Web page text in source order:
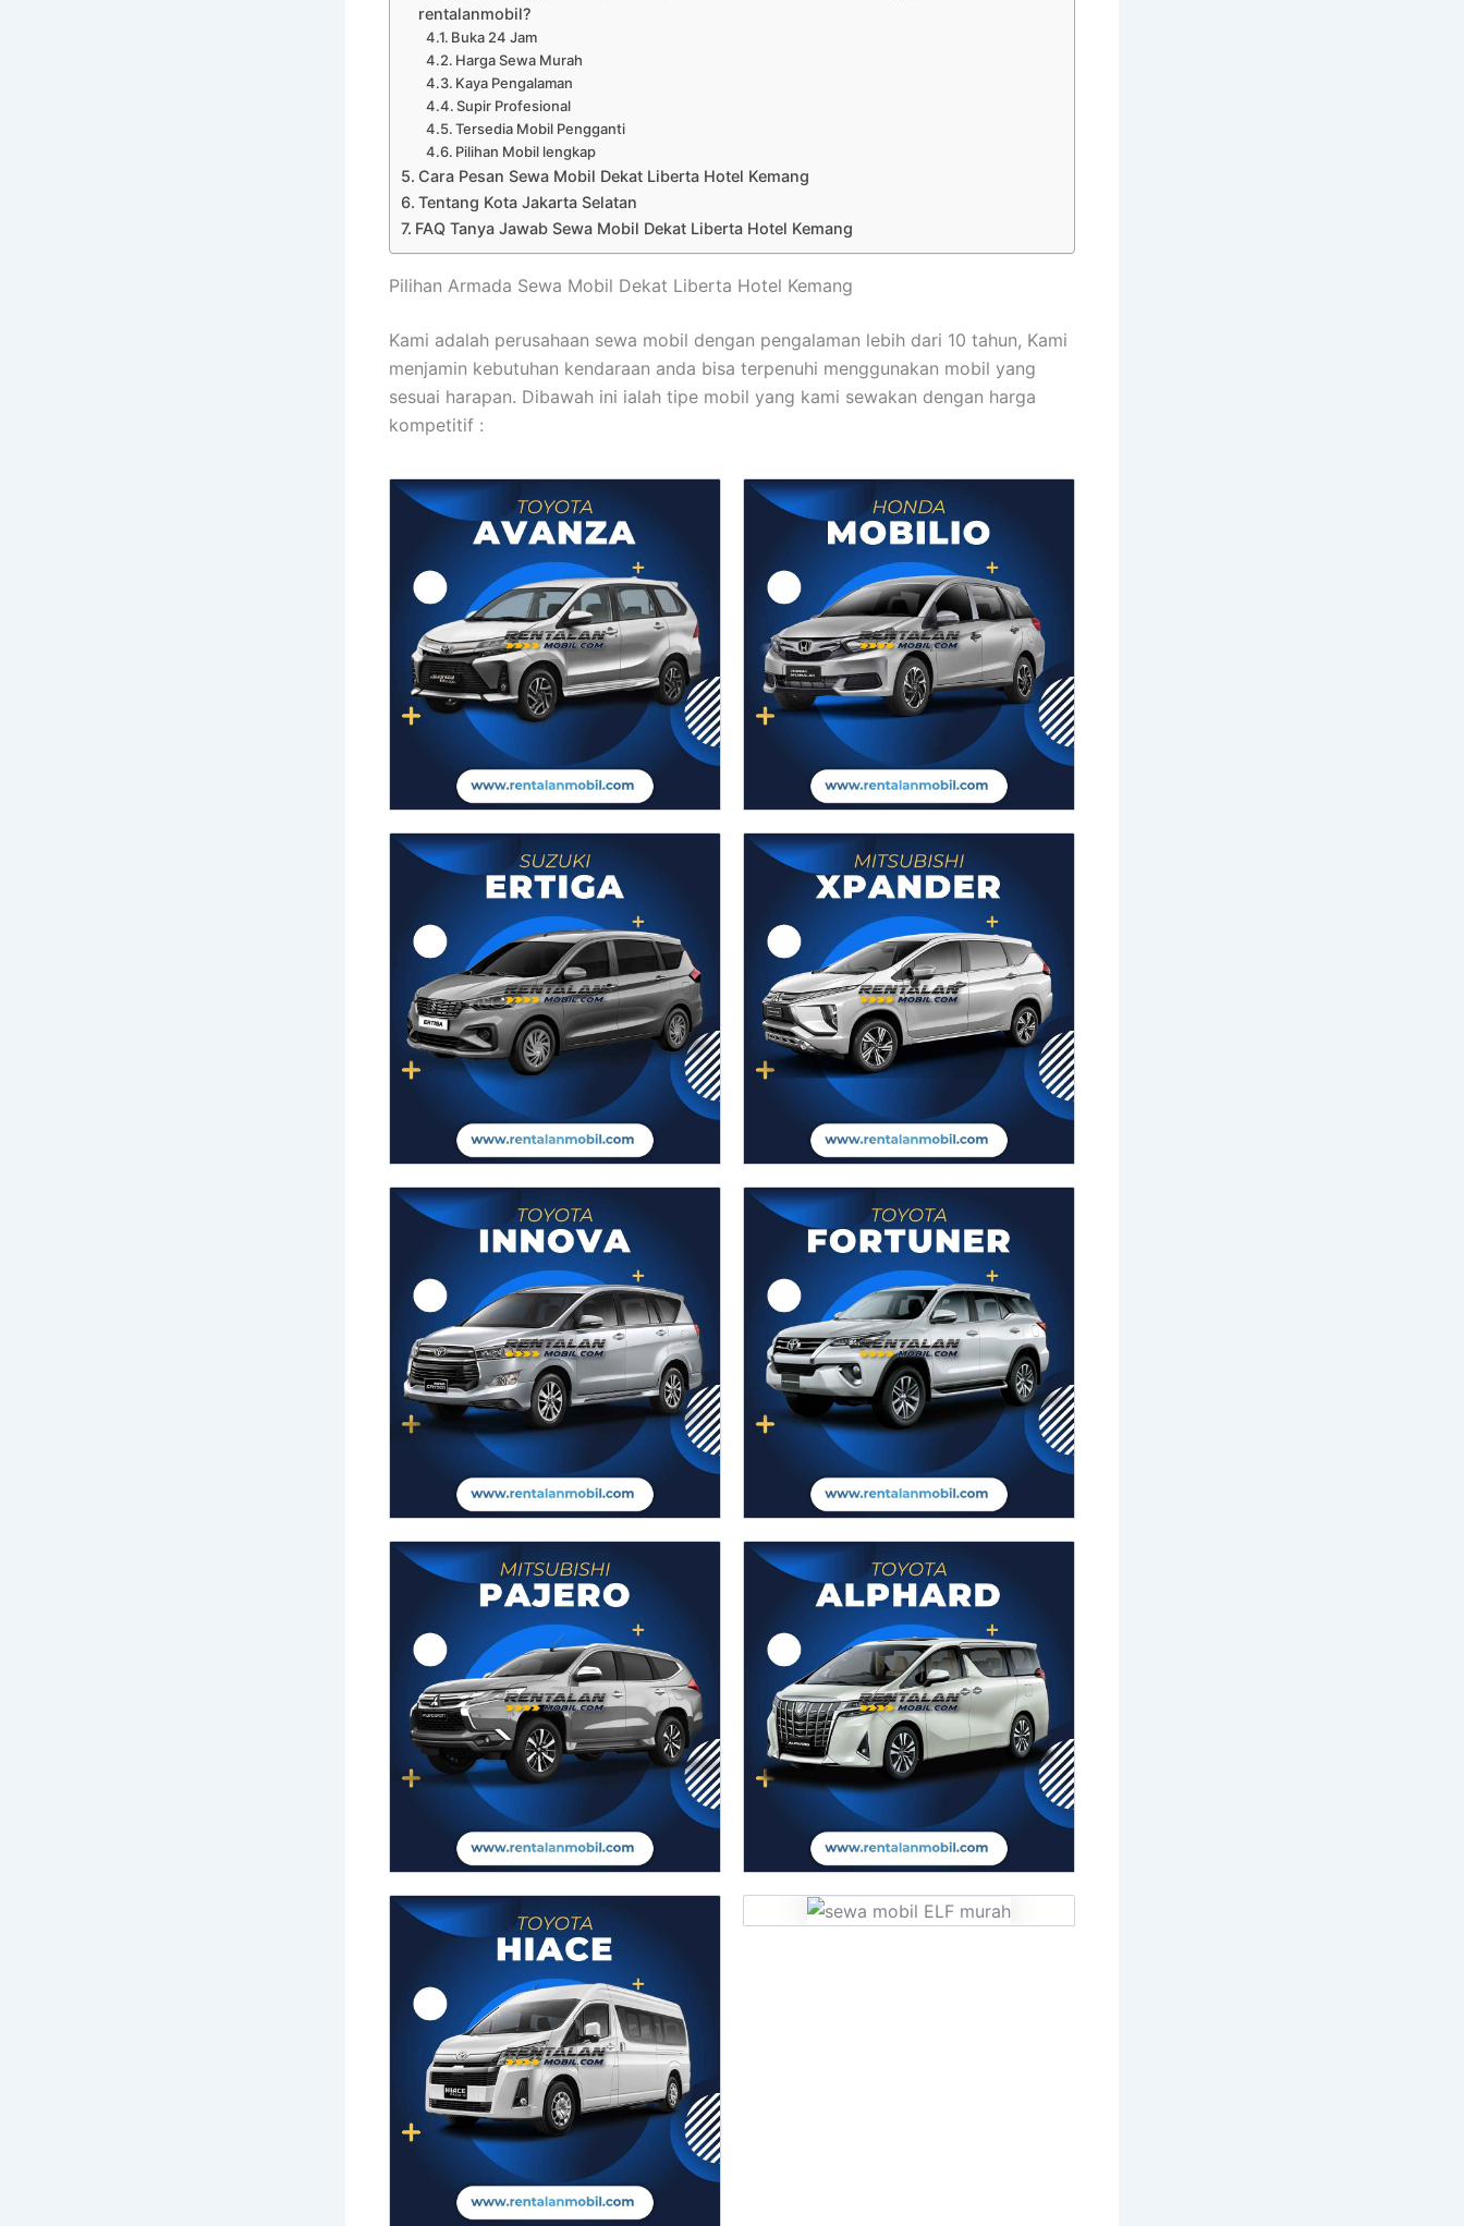
rentalanmobil?
Buka 24 Jam
Harga Sewa Murah
Kaya Pengalaman
Supir Profesional
Tersedia Mobil Pengganti
Pilihan Mobil lengkap
Cara Pesan Sewa Mobil Dekat Liberta Hotel Kemang
Tentang Kota Jakarta Selatan
FAQ Tanya Jawab Sewa Mobil Dekat Liberta Hotel Kemang
Pilihan Armada Sewa Mobil Dekat Liberta Hotel Kemang
Kami adalah perusahaan sewa mobil dengan pengalaman lebih dari 10 tahun, Kami
menjamin kebutuhan kendaraan anda bisa terpenuhi menggunakan mobil yang
sesuai harapan. Dibawah ini ialah tipe mobil yang kami sewakan dengan harga
kompetitif :